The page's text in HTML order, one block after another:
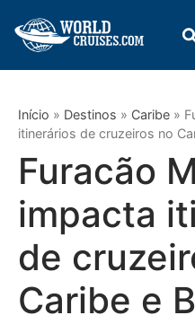
Início » Destinos » Caribe »
itinerários de cruzeiros no
Furacão
impacta
de
Caribe e